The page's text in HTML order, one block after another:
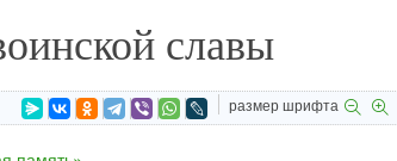
славы
размер шрифта